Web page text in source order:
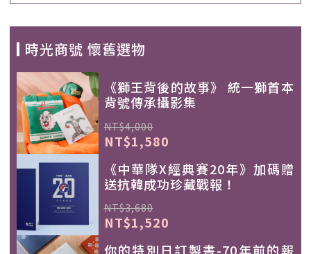
時光商號 懷舊選物
《獅王背後的故事》 統一獅首本
背號傳承攝影集
NT$4,000
NT$1,580
《中華隊X經典賽20年》加碼贈
送抗韓成功珍藏戰報！
NT$3,680
NT$1,520
你的特別日訂製書-70年前的報